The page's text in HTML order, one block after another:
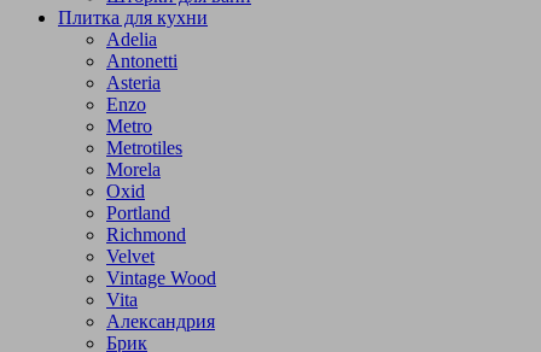
Плитка для кухни
Adelia
Antonetti
Asteria
Enzo
Metro
Metrotiles
Morela
Oxid
Portland
Richmond
Velvet
Vintage Wood
Vita
Александрия
Брик